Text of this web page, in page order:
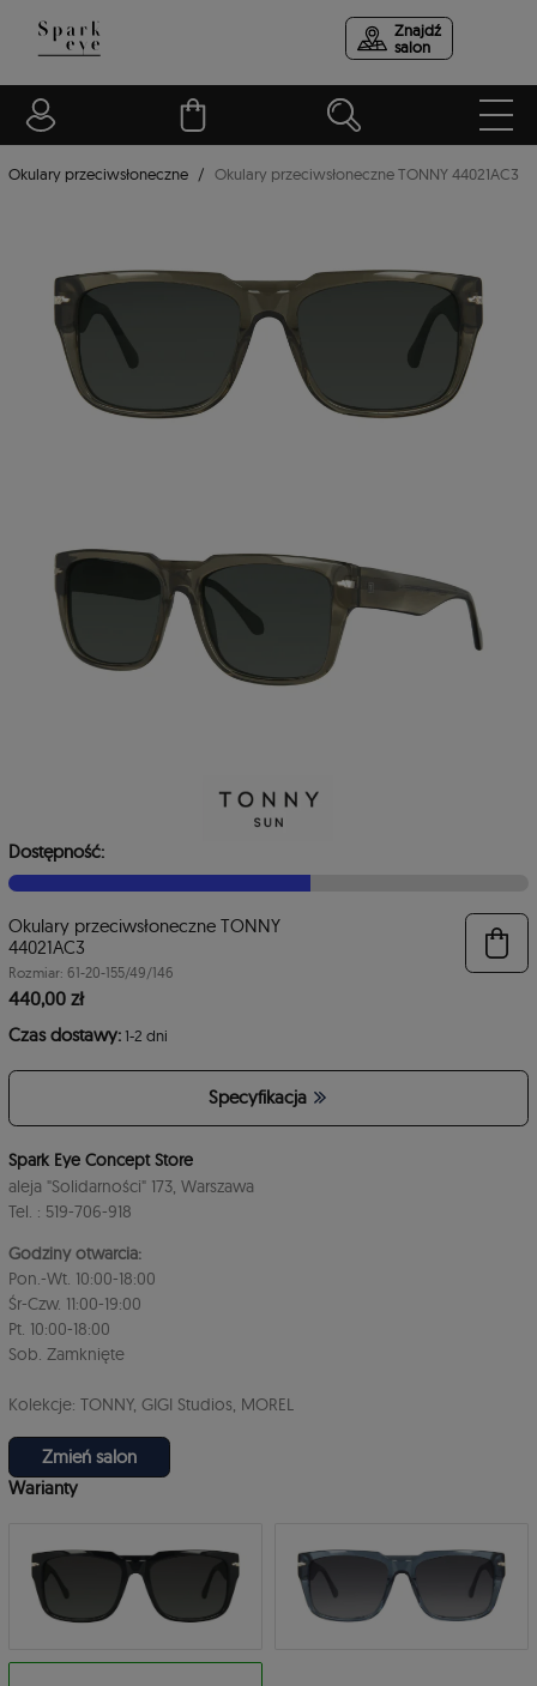
Znajdź
salon
Okulary przeciwsłoneczne Okulary przeciwsłoneczne TONNY 44021AC3
Dostępność:
Okulary przeciwsłoneczne TONNY
44021AC3
Rozmiar: 61-20-155/49/146
440,00 zł
Czas dostawy: 1-2 dni
Specyfikacja
Spark Eye Concept Store
aleja "Solidarności" 173, Warszawa
Tel. : 519-706-918
Godziny otwarcia:
Zmień salon
Pon.-Wt. 10:00-18:00
Śr-Czw. 11:00-19:00
Pt. 10:00-18:00
Sob. Zamknięte
Kolekcje: TONNY, GIGI Studios, MOREL
Warianty